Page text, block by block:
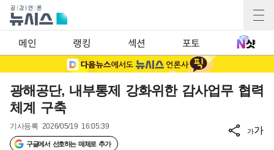
메인 랭킹 섹션 포토
광해공단, 내부통제 강화위한 감사업무 협력
체계 구축
기사등록 2026/05/19 16:05:39
구글에서 선호하는 매체로 추가
가가